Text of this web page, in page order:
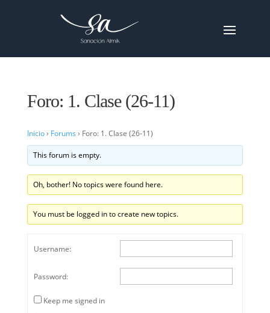
Foro: 1. Clase (26-11)
Inicio› Forums › Foro: 1. Clase (26-11)
This forum is empty.
Oh, bother! No topics were found here.
You must be logged in to create new topics.
Username:
Password:
Keep me signed in